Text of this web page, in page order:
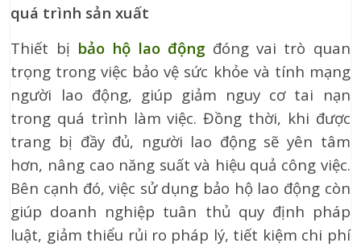
quá trình sản xuất
Thiết bị bảo hộ lao động đóng vai trò quan
trọng trong việc bảo vệ sức khỏe và tính mạng
người lao động, giúp giảm nguy cơ tai nạn
trong quá trình làm việc. Đồng thời, khi được
trang bị đầy đủ, người lao động sẽ yên tâm
hơn, nâng cao năng suất và hiệu quả công việc.
Bên cạnh đó, việc sử dụng bảo hộ lao động còn
giúp doanh nghiệp tuân thủ quy định pháp
luật, giảm thiểu rủi ro pháp lý, tiết kiệm chi phí